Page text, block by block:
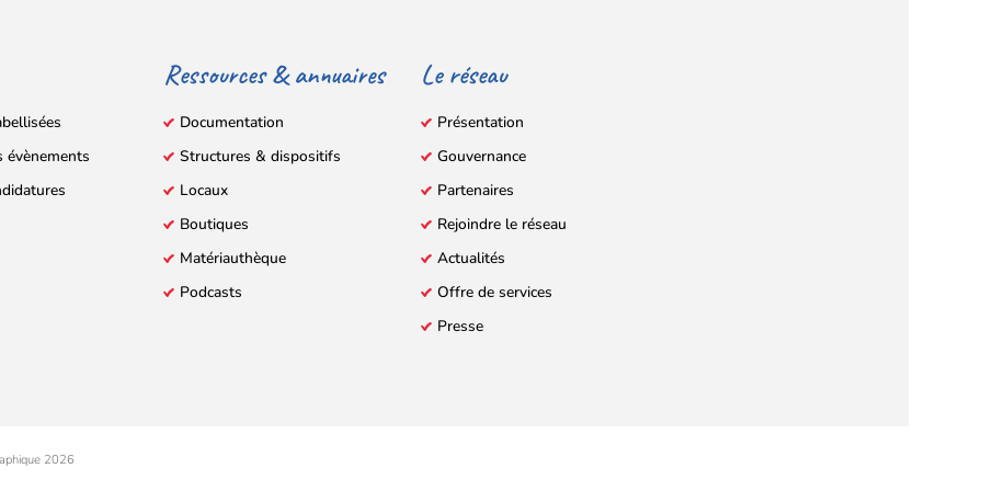
évènements
Ressources & annuaires
Documentation
Structures & dispositifs
Locaux
Boutiques
Matériauthèque
Podcasts
Le réseau
Présentation
Gouvernance
Partenaires
Rejoindre le réseau
Actualités
Offre de services
Presse
2026